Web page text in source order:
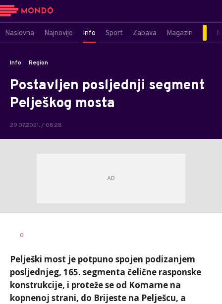
Naslovna Najnovije Info Sport Zabava Magazin
Info Region
Postavljen posljednji segment
Pelješkog mosta
29.07.2021. / 08:28
AUTOR
0
Pelješki most je potpuno spojen podizanjem
posljednjeg, 165. segmenta čelične rasponske
konstrukcije, i proteže se od Komarne na
kopnenoj strani, do Brijeste na Pelješcu, a